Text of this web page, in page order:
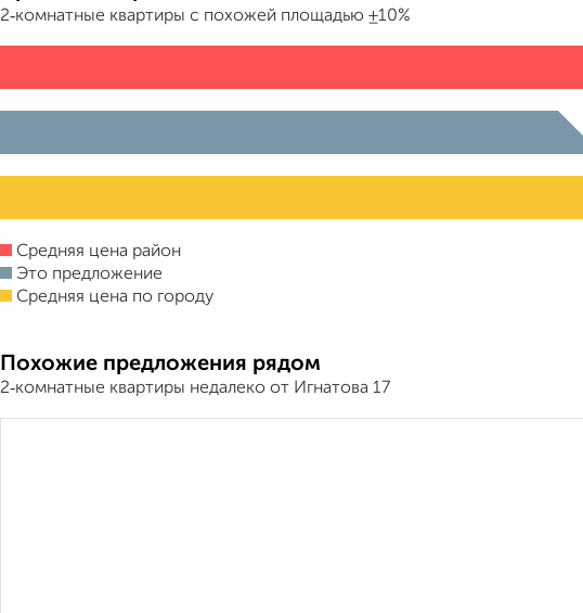
2‑комнатные квартиры с похожей площадью ±10%
Средняя цена район
Это предложение
Средняя цена по городу
Похожие предложения рядом
2‑комнатные квартиры недалеко от Игнатова 17